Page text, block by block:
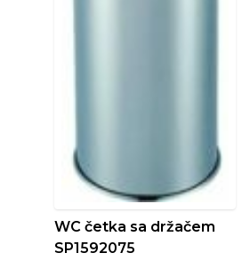
WC četka sa držačem
SP1592075